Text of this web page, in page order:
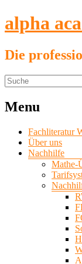
alpha
Die
Menu
Fachliteratur
Über uns
Nachhilfe
Mathe-